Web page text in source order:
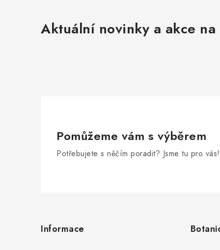
Aktuální novinky a akce na
Pomůžeme vám s výběrem
Potřebujete s něčím poradit? Jsme tu pro vás!
Informace